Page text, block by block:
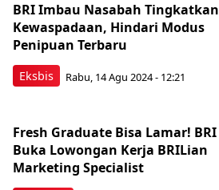
Eksbis
BRI Imbau Nasabah Tingkatkan
Kewaspadaan, Hindari Modus
Penipuan Terbaru
Rabu, 14 Agu 2024 - 12:21
Fresh Graduate Bisa Lamar! BRI
Buka Lowongan Kerja BRILian
Marketing Specialist